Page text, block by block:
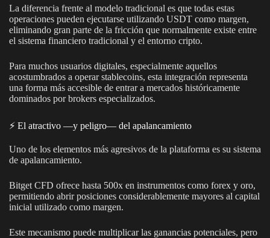
La diferencia frente al modelo tradicional es que todas estas
operaciones pueden ejecutarse utilizando USDT como margen,
eliminando gran parte de la fricción que normalmente existe entre
el sistema financiero tradicional y el entorno cripto.
Para muchos usuarios digitales, especialmente aquellos
acostumbrados a operar stablecoins, esta integración representa
una forma más accesible de entrar a mercados históricamente
dominados por brokers especializados.
⚡ El atractivo —y peligro— del apalancamiento
Uno de los elementos más agresivos de la plataforma es su sistema
de apalancamiento.
Bitget CFD ofrece hasta 500x en instrumentos como forex y oro,
permitiendo abrir posiciones considerablemente mayores al capital
inicial utilizado como margen.
Este mecanismo puede multiplicar las ganancias potenciales, pero